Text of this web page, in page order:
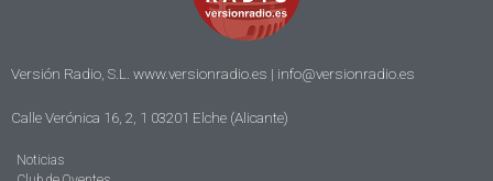
Versión Radio, S.L. www.versionradio.es | info@versionradio.es
Calle Verónica 16, 2, 1 03201 Elche (Alicante)
Noticias